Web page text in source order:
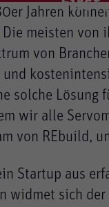
Jahren
Die meisten
von
und
solche Lösung
wir alle
von REbuild,
Startup aus
widmet sich
Statistik
Cookies
an eventuelle
anzeigen